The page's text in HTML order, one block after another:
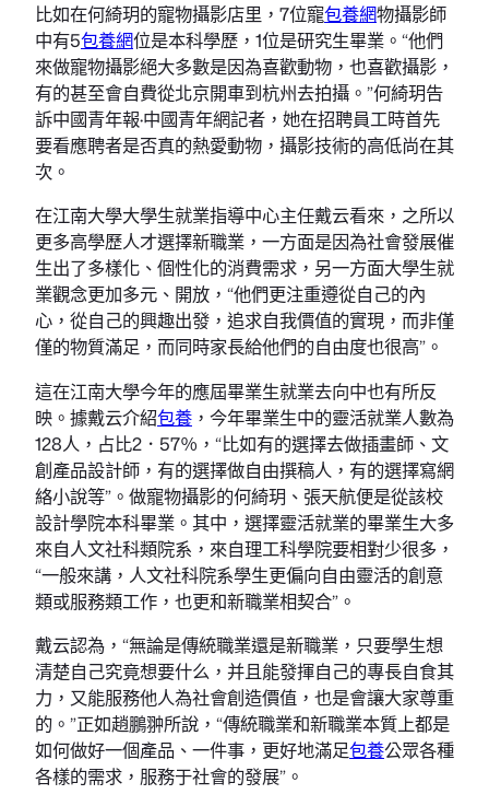
比如在何綺玥的寵物攝影店里，7位寵包養網物攝影師
中有5包養網位是本科學歷，1位是研究生畢業。“他們
來做寵物攝影絕大多數是因為喜歡動物，也喜歡攝影，
有的甚至會自費從北京開車到杭州去拍攝。”何綺玥告
訴中國青年報·中國青年網記者，她在招聘員工時首先
要看應聘者是否真的熱愛動物，攝影技術的高低尚在其
次。
在江南大學大學生就業指導中心主任戴云看來，之所以
更多高學歷人才選擇新職業，一方面是因為社會發展催
生出了多樣化、個性化的消費需求，另一方面大學生就
業觀念更加多元、開放，“他們更注重遵從自己的內
心，從自己的興趣出發，追求自我價值的實現，而非僅
僅的物質滿足，而同時家長給他們的自由度也很高”。
這在江南大學今年的應屆畢業生就業去向中也有所反
映。據戴云介紹包養 ，今年畢業生中的靈活就業人數為
128人，占比2．57％，“比如有的選擇去做插畫師、文
創產品設計師，有的選擇做自由撰稿人，有的選擇寫網
絡小說等”。做寵物攝影的何綺玥、張天航便是從該校
設計學院本科畢業。其中，選擇靈活就業的畢業生大多
來自人文社科類院系，來自理工科學院要相對少很多，
“一般來講，人文社科院系學生更偏向自由靈活的創意
類或服務類工作，也更和新職業相契合”。
戴云認為，“無論是傳統職業還是新職業，只要學生想
清楚自己究竟想要什么，并且能發揮自己的專長自食其
力，又能服務他人為社會創造價值，也是會讓大家尊重
的。”正如趙鵬翀所說，“傳統職業和新職業本質上都是
如何做好一個產品、一件事，更好地滿足包養公眾各種
各樣的需求，服務于社會的發展”。